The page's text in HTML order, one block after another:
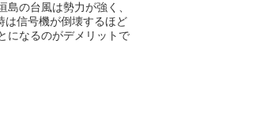
の台風は勢力が強く、
は信号機が倒壊するほど
になるのがデメリットで